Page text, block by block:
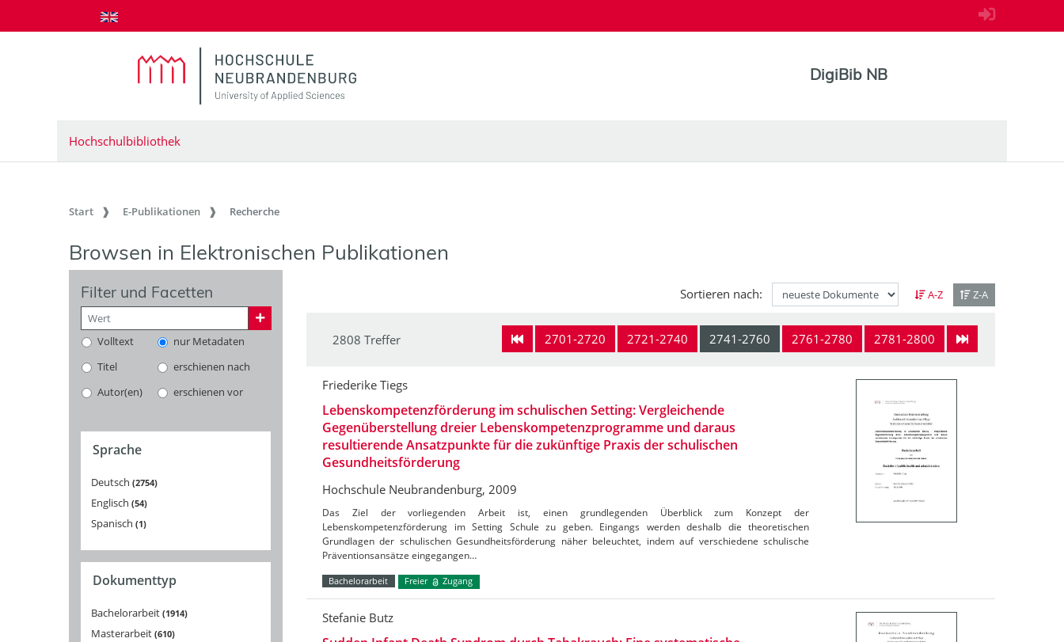
zum Inhalt springen
DigiBib NB
Hochschulbibliothek
Start E-Publikationen Recherche
Browsen in Elektronischen Publikationen
Filter und Facetten
Volltext
nur Metadaten
Titel
erschienen nach
Autor(en)
erschienen vor
Sprache
Deutsch 2754
Englisch 54
Spanisch 1
Dokumenttyp
Bachelorarbeit 1914
Masterarbeit 610
Sortieren nach: A-Z Z-A
2701-2720 2721-2740 2741-2760 2761-2780 2781-2800
2808 Treffer
Friederike Tiegs
Lebenskompetenzförderung im schulischen Setting: Vergleichende
Gegenüberstellung dreier Lebenskompetenzprogramme und daraus
resultierende Ansatzpunkte für die zukünftige Praxis der schulischen
Gesundheitsförderung
Hochschule Neubrandenburg, 2009
Das Ziel der vorliegenden Arbeit ist, einen grundlegenden Überblick zum Konzept der
Lebenskompetenzförderung im Setting Schule zu geben. Eingangs werden deshalb die theoretischen
Grundlagen der schulischen Gesundheitsförderung näher beleuchtet, indem auf verschiedene schulische
Präventionsansätze eingegangen…
Bachelorarbeit Freier Zugang
Stefanie Butz